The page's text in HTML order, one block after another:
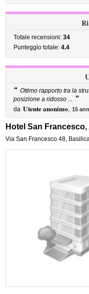
Totale recensioni:34
Punteggio totale:4.4
“ Ottimo rapporto tra la
posizione a ridosso ... ”
da Utente anonimo, 15
Hotel San
Via San Francesco 48,